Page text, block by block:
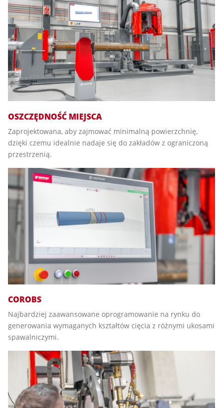
COROBS
Najbardziej zaawansowane oprogramowanie na rynku do
generowania wymaganych kształtów cięcia z różnymi ukosami
spawalniczymi.
OSZCZĘDNOŚĆ MIEJSCA
Zaprojektowana, aby zajmować minimalną powierzchnię,
dzięki czemu idealnie nadaje się do zakładów z ograniczoną
przestrzenią.